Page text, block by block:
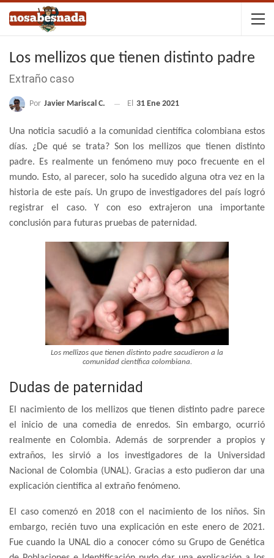
Los mellizos que tienen distinto padre
Extraño caso
Por Javier Mariscal C. El 31 Ene 2021
Una noticia sacudió a la comunidad científica colombiana estos
días. ¿De qué se trata? Son los mellizos que tienen distinto
padre. Es realmente un fenómeno muy poco frecuente en el
mundo. Esto, al parecer, solo ha sucedido alguna otra vez en la
historia de este país. Un grupo de investigadores del país logró
registrar el caso. Y con eso extrajeron una importante
conclusión para futuras pruebas de paternidad.
Los mellizos que tienen distinto padre sacudieron a la
comunidad científica colombiana.
Dudas de paternidad
El nacimiento de los mellizos que tienen distinto padre parece
el inicio de una comedia de enredos. Sin embargo, ocurrió
realmente en Colombia. Además de sorprender a propios y
extraños, les sirvió a los investigadores de la Universidad
Nacional de Colombia (UNAL). Gracias a esto pudieron dar una
explicación científica al extraño fenómeno.
El caso comenzó en 2018 con el nacimiento de los niños. Sin
embargo, recién tuvo una explicación en este enero de 2021.
Fue cuando la UNAL dio a conocer cómo su Grupo de Genética